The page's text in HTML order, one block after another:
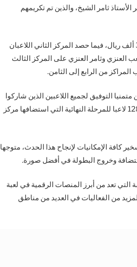
ثامر الشيخ، والذين تم تكريمهم
وحصد اللاعبان إبراهيم الحربي ونهار الشمري على المركز الأول وجائزة قدرها 30 ألف ريال، فيما حصد المركز الثاني اللاعبان
بينما حصل اللاعبان متعب العنزي وثامر العنزي على المركز الثالث
متمنيا التوفيق لجميع اللاعبين الذين شاركوا
في البطولة التي شهدت إقبالا كبيرا وصل إلى 100 ألف لاعب ولاعبة تأهل منهم 128 لاعبا للمرحلة النهائية التي استضافها مركز
كافة الإمكانيات لإنجاح هذا الحدث، متوجها
وخروج البطولة في أفضل صورة.
التي تعد من أبرز المنصات الرقمية في لعبة
لإقامة المزيد من الفعاليات في العديد من مناطق